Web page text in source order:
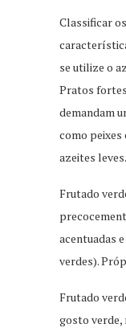
Classificar
se utilize o
Pratos
demandam
como peixes
azeites leves.
Frutado
acentuadas
verdes).
Frutado
gosto verde,